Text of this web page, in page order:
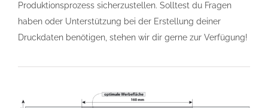
Produktionsprozess sicherzustellen. Solltest du Fragen
haben oder Unterstützung bei der Erstellung deiner
Druckdaten benötigen, stehen wir dir gerne zur Verfügung!